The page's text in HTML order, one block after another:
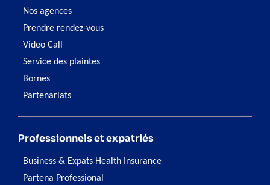
Nos agences
Prendre rendez-vous
Video Call
Service des plaintes
Bornes
Partenariats
Professionnels et expatriés
Business & Expats Health Insurance
Partena Professional